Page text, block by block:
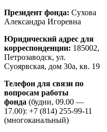
Президент фонда: Сухова
Александра Игоревна
Юридический адрес для
корреспонденции: 185002,
Петрозаводск, ул.
Суоярвская, дом 30а, кв. 19
Телефон для связи по
вопросам работы
фонда (будни, 09.00 —
17.00): +7 (814) 255-99-11
(многоканальный)